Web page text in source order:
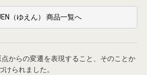
（ゆえん） 商品一覧へ
からの変遷を表現すること、そのことか
けられました。